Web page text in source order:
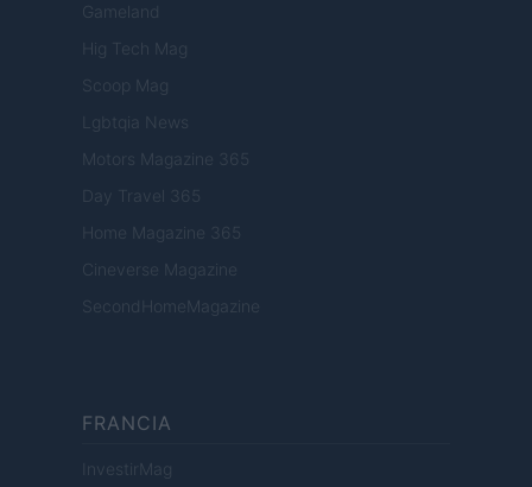
Gameland
Hig Tech Mag
Scoop Mag
Lgbtqia News
Motors Magazine 365
Day Travel 365
Home Magazine 365
Cineverse Magazine
SecondHomeMagazine
FRANCIA
InvestirMag